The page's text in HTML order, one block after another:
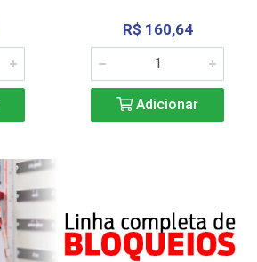
R$ 160,64
Adicionar